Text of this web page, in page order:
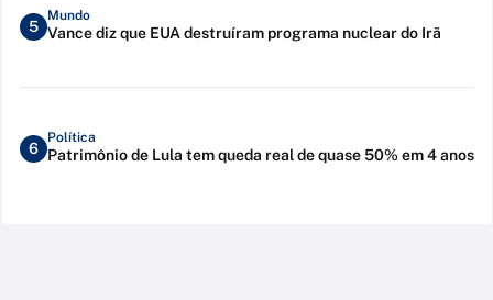
5
Mundo
Vance diz que EUA destruíram programa nuclear do Irã
6
Política
Patrimônio de Lula tem queda real de quase 50% em 4 anos